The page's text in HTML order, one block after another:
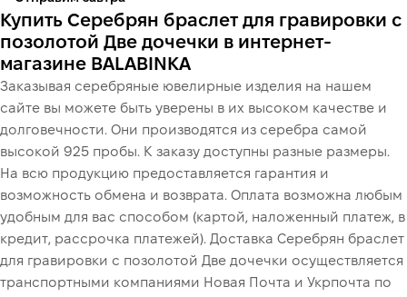
Купить Серебрян браслет для гравировки с
позолотой Две дочечки в интернет-
магазине BALABINKA
Заказывая серебряные ювелирные изделия на нашем
сайте вы можете быть уверены в их высоком качестве и
долговечности. Они производятся из серебра самой
высокой 925 пробы. К заказу доступны разные размеры.
На всю продукцию предоставляется гарантия и
возможность обмена и возврата. Оплата возможна любым
удобным для вас способом (картой, наложенный платеж, в
кредит, рассрочка платежей). Доставка Серебрян браслет
для гравировки с позолотой Две дочечки осуществляется
транспортными компаниями Новая Почта и Укрпочта по